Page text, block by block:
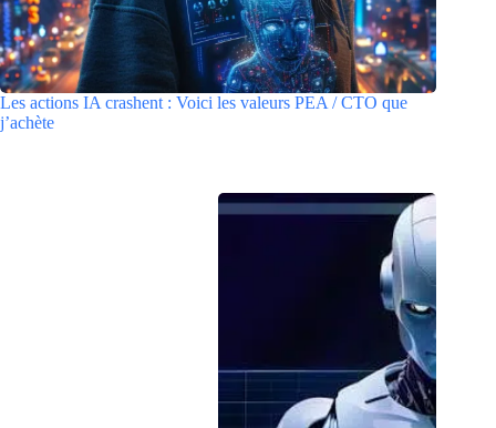
Les actions IA crashent : Voici les valeurs PEA / CTO que
j’achète